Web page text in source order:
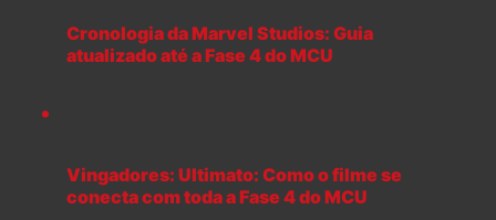
Cronologia da Marvel Studios: Guia
atualizado até a Fase 4 do MCU
Vingadores: Ultimato: Como o filme se
conecta com toda a Fase 4 do MCU